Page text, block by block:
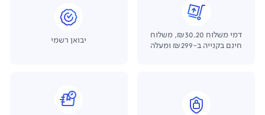
דמי משלוח ₪30.20, משלוח
חינם בקנייה ב-₪299 ומעלה
יבואן רשמי